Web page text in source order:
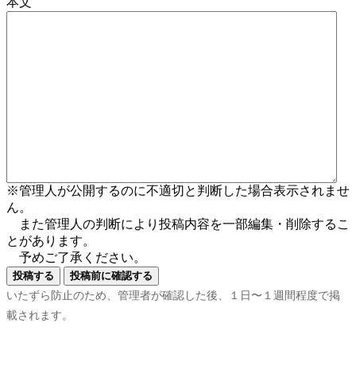
※管理人が公開するのに不適切と判断した場合表示されませ
ん。
また管理人の判断により投稿内容を一部編集・削除するこ
とがあります。
予めご了承ください。
いたずら防止のため、管理者が確認した後、１日〜１週間程度で掲
載されます。